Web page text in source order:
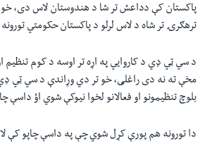
پاکستان کې دداعش تر شا د هندوستان لاس دی، خو
ترهګرۍ تر شاه د لاس لرلو د پاکستان حکومتي
د سي ټي ډي د کاروايي په اړه تر اوسه د کوم
مخې ته نه دی راغلی، خو تر دي وړاندې د سي ټي ډي
بلوچ تنظيمونو او فعالانو لخوا نيوکې شوي اؤ
دا تورونه هم پورې کړل شوي چې په داسې چاپو کې